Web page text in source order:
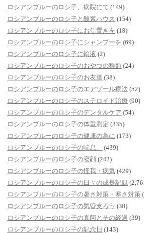
ロシアンブルーのロシ子、病院にて (149)
ロシアンブルーのロシ子と酸素ハウス (154)
ロシアンブルーのロシ子にお仕置きを (18)
ロシアンブルーのロシ子にシャンプーを (69)
ロシアンブルーのロシ子に輸液 (2)
ロシアンブルーのロシ子のおやつの種類 (24)
ロシアンブルーのロシ子のお友達 (38)
ロシアンブルーのロシ子のエアゾール療法 (52)
ロシアンブルーのロシ子のステロイド治療 (90)
ロシアンブルーのロシ子のデンタルケア (54)
ロシアンブルーのロシ子の体重測定 (335)
ロシアンブルーのロシ子の健康の為に (173)
ロシアンブルーのロシ子の喘息。
(439)
ロシアンブルーのロシ子の寝顔 (242)
ロシアンブルーのロシ子の怪我・病気 (429)
ロシアンブルーのロシ子の日々の成長記録
ロシアンブルーのロシ子の暑さ対策・寒さ対策
ロシアンブルーのロシ子の気管支ろう (38)
ロシアンブルーのロシ子の真菌とその経過 (39)
ロシアンブルーのロシ子の記念日 (143)